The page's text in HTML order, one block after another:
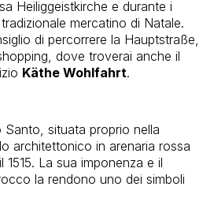
Heiliggeistkirche e durante i
mercatino di Natale.
di percorrere la Hauptstraße,
dove troverai anche il
Käthe Wohlfahrt.
Santo, situata proprio nella
architettonico in arenaria rossa
La sua imponenza e il
la rendono uno dei simboli